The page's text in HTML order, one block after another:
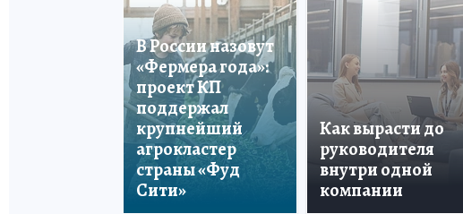
В России назовут
«Фермера года»:
проект КП
поддержал
крупнейший
агрокластер
страны «Фуд
Сити»
Как вырасти до
руководителя
внутри одной
компании